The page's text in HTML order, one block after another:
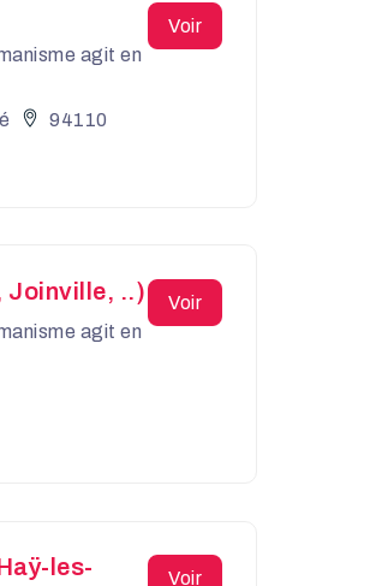
Voir
agit en
94110
Voir
Joinville, ..)
agit en
Voir
les-